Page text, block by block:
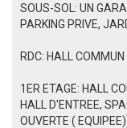
SOUS-SOL: UN
PARKING PRIVE,
RDC: HALL
1ER ETAGE: HALL
HALL D'ENTREE,
OUVERTE (